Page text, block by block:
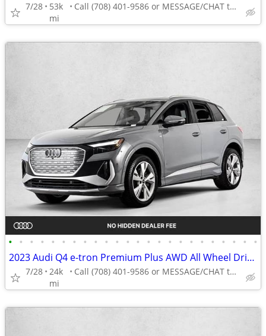
7/28
53k
mi
Call (708) 401-9586 or MESSAGE/CHAT to confirm availability
• • • • • • • • • • • • • • • • • • • • • • • •
2023 Audi Q4 e-tron Premium Plus AWD All Wheel Drive SUV Electric AUTONATION
7/28 24k
mi
Call (708) 401-9586 or MESSAGE/CHAT to confirm availability